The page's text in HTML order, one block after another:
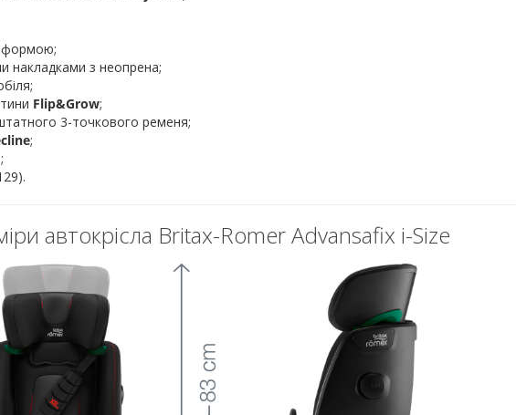
формою;
накладками з неопрена;
Flip&Grow;
3-точкового ременя;
;
автокрісла Britax-Romer Advansafix i-Size